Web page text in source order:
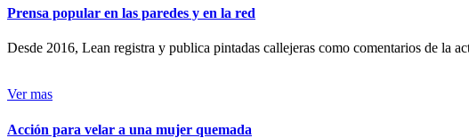
Prensa popular en las paredes y en la red
Desde 2016, Lean registra y publica pintadas callejeras como comentarios de la
Ver mas
Acción para velar a una mujer quemada